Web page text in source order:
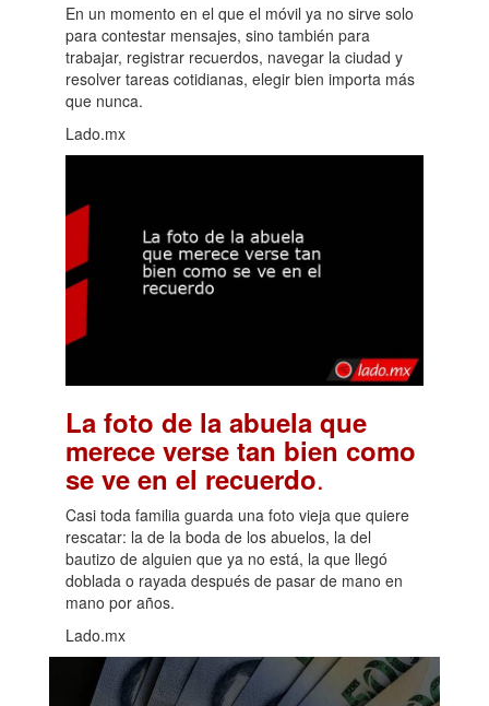
En un momento en el que el móvil ya no sirve solo
para contestar mensajes, sino también para
trabajar, registrar recuerdos, navegar la ciudad y
resolver tareas cotidianas, elegir bien importa más
que nunca.
Lado.mx
La foto de la abuela que
merece verse tan bien como
se ve en el recuerdo.
Casi toda familia guarda una foto vieja que quiere
rescatar: la de la boda de los abuelos, la del
bautizo de alguien que ya no está, la que llegó
doblada o rayada después de pasar de mano en
mano por años.
Lado.mx